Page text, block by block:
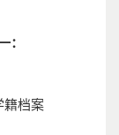
籍档案